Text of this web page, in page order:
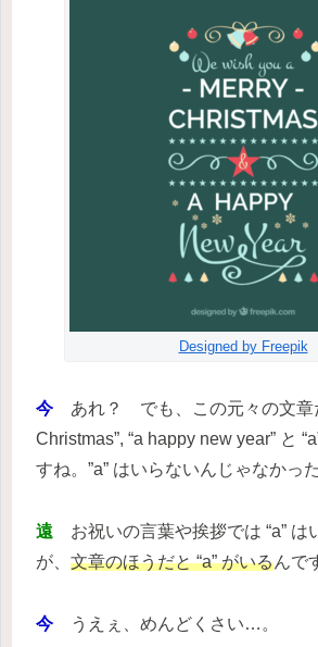
Designed by Freepik
今 あれ？ でも、この元々の文章
Christmas”, “a happy new year” と
すね。”a” はいらないんじゃなかっ
遠 お祝いの言葉や挨拶では “a” は
が、 文章のほうだと “a” がいるんで
今 うえぇ、めんどくさい…。